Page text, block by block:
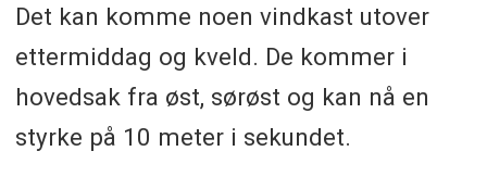
Det kan komme noen vindkast utover
ettermiddag og kveld. De kommer i
hovedsak fra øst, sørøst og kan nå en
styrke på 10 meter i sekundet.